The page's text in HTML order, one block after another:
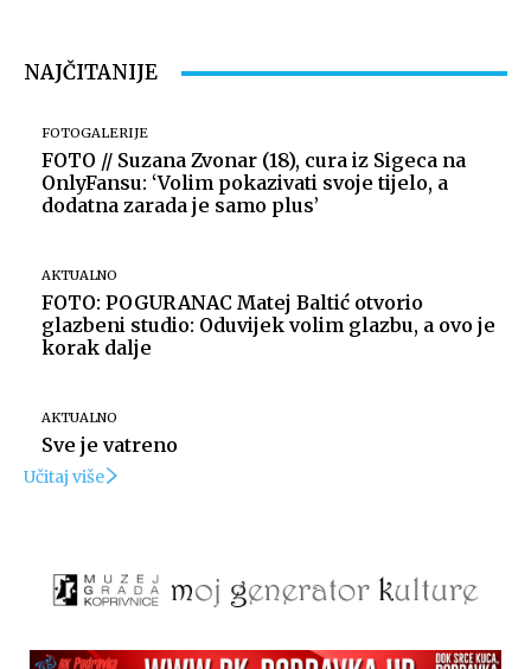
NAJČITANIJE
FOTOGALERIJE
FOTO // Suzana Zvonar (18), cura iz Sigeca na
OnlyFansu: ‘Volim pokazivati svoje tijelo, a
dodatna zarada je samo plus’
AKTUALNO
FOTO: POGURANAC Matej Baltić otvorio
glazbeni studio: Oduvijek volim glazbu, a ovo je
korak dalje
AKTUALNO
Sve je vatreno
Učitaj više